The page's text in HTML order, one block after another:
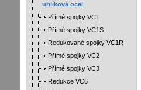
uhlíková ocel
Přímé spojky VC1
Přímé spojky VC1S
Redukované spojky VC1R
Přímé spojky VC2
Přímé spojky VC3
Redukce VC6